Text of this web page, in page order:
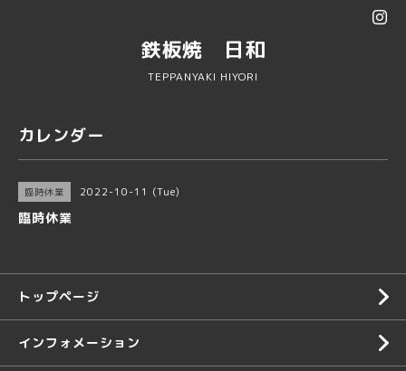
鉄板焼 日和
TEPPANYAKI HIYORI
カレンダー
臨時休業 2022-10-11 (Tue)
臨時休業
トップページ
インフォメーション